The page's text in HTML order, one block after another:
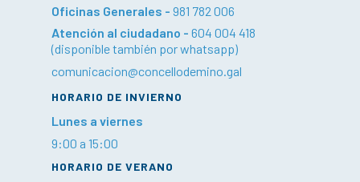
Oficinas Generales - 981 782 006
Atención al ciudadano - 604 004 418
(disponible también por whatsapp)
comunicacion@concellodemino.gal
HORARIO DE INVIERNO
Lunes a viernes
9:00 a 15:00
HORARIO DE VERANO